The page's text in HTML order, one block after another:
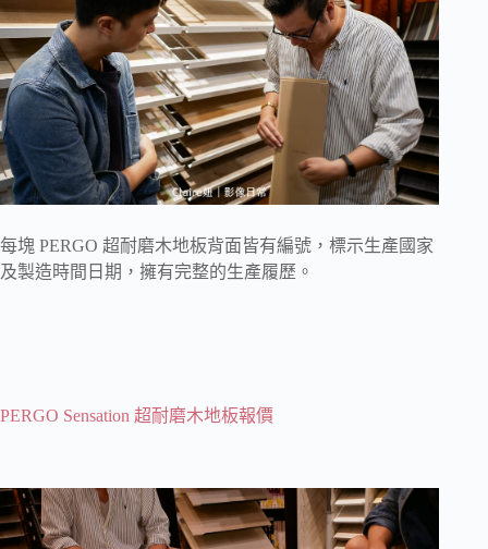
每塊 PERGO 超耐磨木地板背面皆有編號，標示生產國家
及製造時間日期，擁有完整的生產履歷。
PERGO Sensation 超耐磨木地板報價